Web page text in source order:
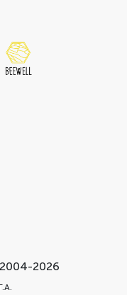
2026